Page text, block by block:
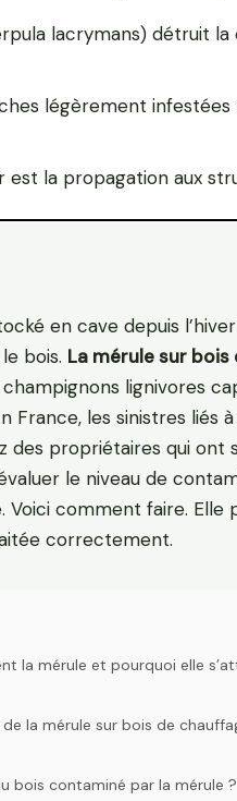
lacrymans) détruit
légèrement
est la propagation aux
en cave depuis
bois. La mérule sur
champignons lignivores
France, les sinistres
des propriétaires qui
le niveau de
Voici comment faire.
correctement.
la mérule et pourquoi elle
de la mérule sur bois de
bois contaminé par la mérule ?